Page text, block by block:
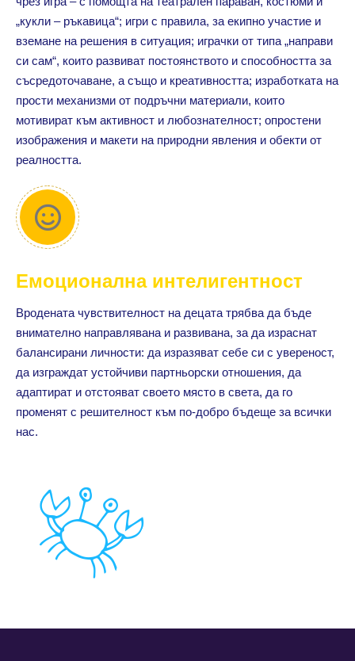
„кукли – ръкавица“; игри с правила, за екипно участие и
вземане на решения в ситуация; играчки от типа „направи
си сам“, които развиват постоянството и способността за
съсредоточаване, а също и креативността; изработката на
прости механизми от подръчни материали, които
мотивират към активност и любознателност; опростени
изображения и макети на природни явления и обекти от
реалността.
Емоционална интелигентност
Вродената чувствителност на децата трябва да бъде
внимателно направлявана и развивана, за да израснат
балансирани личности: да изразяват себе си с увереност,
да изграждат устойчиви партньорски отношения, да
адаптират и отстояват своето място в света, да го
променят с решителност към по-добро бъдеще за всички
нас.